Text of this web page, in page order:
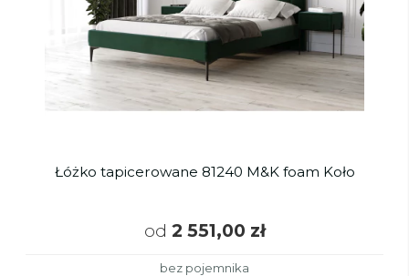
Łóżko tapicerowane 81240 M&K foam Koło
od 2 551,00 zł
bez pojemnika